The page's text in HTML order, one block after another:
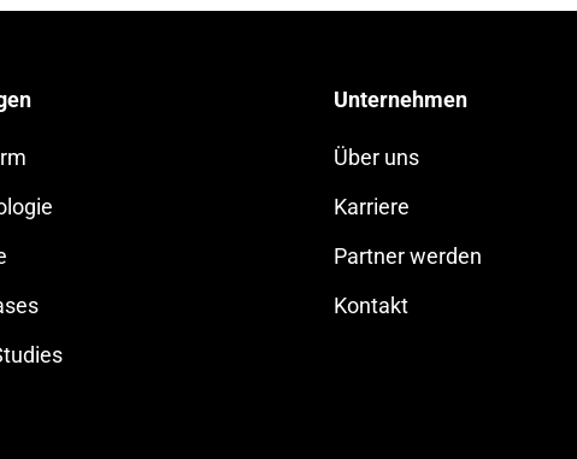
Unternehmen
Über uns
Karriere
Partner werden
Kontakt